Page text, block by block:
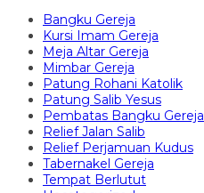
Bangku Gereja
Kursi Imam Gereja
Meja Altar Gereja
Mimbar Gereja
Patung Rohani Katolik
Patung Salib Yesus
Pembatas Bangku Gereja
Relief Jalan Salib
Relief Perjamuan Kudus
Tabernakel Gereja
Tempat Berlutut